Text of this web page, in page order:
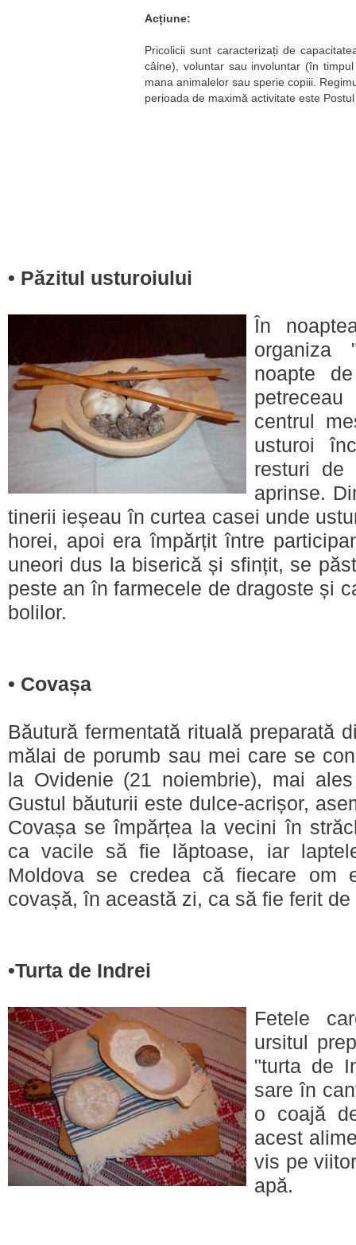
Acțiune:
Pricolicii sunt caracterizați de
câine), voluntar sau involuntar (în
mana animalelor sau sperie copiii.
perioada de maximă activitate este
• Păzitul usturoiului
În
organiza
noapte
centrul
usturoi
resturi de
aprinse.
tinerii ieșeau în curtea casei unde
horei, apoi era împărțit între
uneori dus la biserică și sfințit, se
peste an în farmecele de dragoste și
bolilor.
• Covașa
Băutură fermentată rituală preparată
mălai de porumb sau mei care se
la Ovidenie (21 noiembrie), mai
Gustul băuturii este dulce-acrișor,
Covașa se împărțea la vecini în
ca vacile să fie lăptoase, iar
Moldova se credea că fiecare om
covașă, în această zi, ca să fie ferit de
•Turta de Indrei
Fetele
ursitul
"turta de
sare în
o coajă
acest
vis pe
apă.